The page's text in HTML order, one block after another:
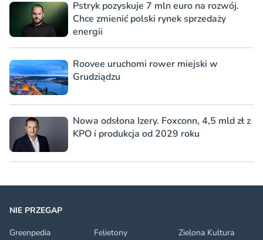
Pstryk pozyskuje 7 mln euro na rozwój.
Chce zmienić polski rynek sprzedaży
energii
Roovee uruchomi rower miejski w
Grudziądzu
Nowa odsłona Izery. Foxconn, 4,5 mld zł z
KPO i produkcja od 2029 roku
NIE PRZEGAP
Greenpedia
Felietony Zielona Kultura